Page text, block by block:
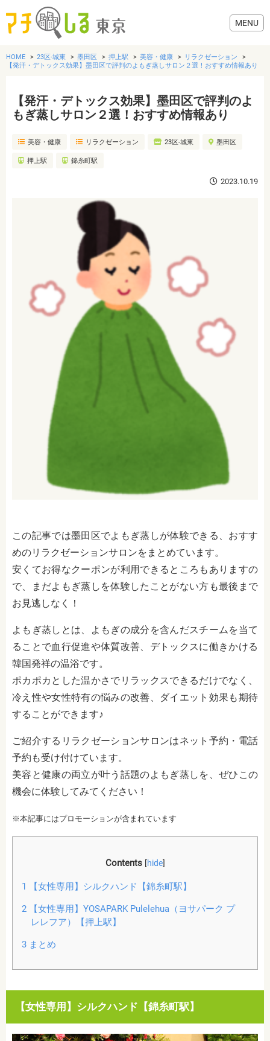
グルメ
美容・健康
HOME 23区-城東 墨田区 押上駅 美容・健康
リラクゼーション
【発汗・デトックス効果】墨田区で評判のよもぎ蒸しサロン２選！おすすめ情報あり
【発汗・デトックス効果】墨田区で評判のよ
もぎ蒸しサロン２選！おすすめ情報あり
美容・健康 リラクゼーション 23区-城東 墨田区
押上駅 錦糸町駅
2023.10.19
この記事では墨田区でよもぎ蒸しが体験できる、おすす
めのリラクゼーションサロンをまとめています。
安くてお得なクーポンが利用できるところもありますの
で、まだよもぎ蒸しを体験したことがない方も最後まで
お見逃しなく！
よもぎ蒸しとは、よもぎの成分を含んだスチームを当て
ることで血行促進や体質改善、デトックスに働きかける
韓国発祥の温浴です。
ポカポカとした温かさでリラックスできるだけでなく、
冷え性や女性特有の悩みの改善、ダイエット効果も期待
することができます♪
ご紹介するリラクゼーションサロンはネット予約・電話
予約も受け付けています。
美容と健康の両立が叶う話題のよもぎ蒸しを、ぜひこの
機会に体験してみてください！
※本記事にはプロモーションが含まれています
Contents [hide]
1 【女性専用】シルクハンド【錦糸町駅】
2【女性専用】YOSAPARK Pulelehua（ヨサパーク プ
レレフア）【押上駅】
3まとめ
【女性専用】シルクハンド【錦糸町駅】